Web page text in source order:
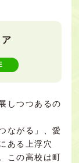
しつつあるの
ながる」、愛
ある上浮穴
この高校は町